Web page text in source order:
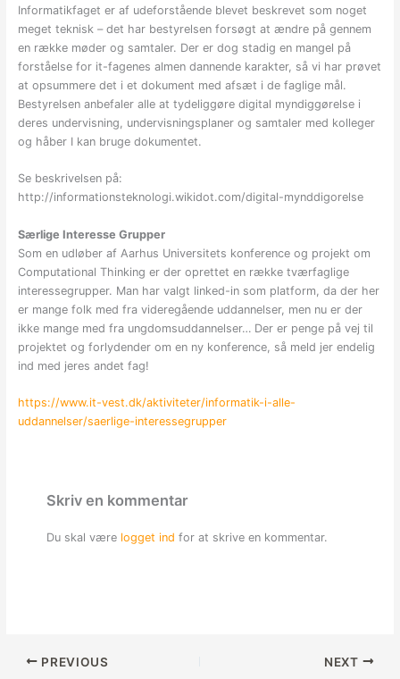
Informatikfaget er af udeforstående blevet beskrevet som noget
meget teknisk – det har bestyrelsen forsøgt at ændre på gennem
en række møder og samtaler. Der er dog stadig en mangel på
forståelse for it-fagenes almen dannende karakter, så vi har prøvet
at opsummere det i et dokument med afsæt i de faglige mål.
Bestyrelsen anbefaler alle at tydeliggøre digital myndiggørelse i
deres undervisning, undervisningsplaner og samtaler med kolleger
og håber I kan bruge dokumentet.
Se beskrivelsen på:
http://informationsteknologi.wikidot.com/digital-mynddigorelse
Særlige Interesse Grupper
Som en udløber af Aarhus Universitets konference og projekt om
Computational Thinking er der oprettet en række tværfaglige
interessegrupper. Man har valgt linked-in som platform, da der her
er mange folk med fra videregående uddannelser, men nu er der
ikke mange med fra ungdomsuddannelser… Der er penge på vej til
projektet og forlydender om en ny konference, så meld jer endelig
ind med jeres andet fag!
https://www.it-vest.dk/aktiviteter/informatik-i-alle-
uddannelser/saerlige-interessegrupper
Skriv en kommentar
Du skal være logget ind for at skrive en kommentar.
PREVIOUS NEXT